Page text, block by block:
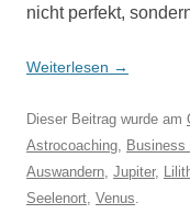
nicht perfekt,
Weiterlesen →
Dieser Beitrag wurde am
Astrocoaching, Business
Auswandern, Jupiter,
Seelenort, Venus.